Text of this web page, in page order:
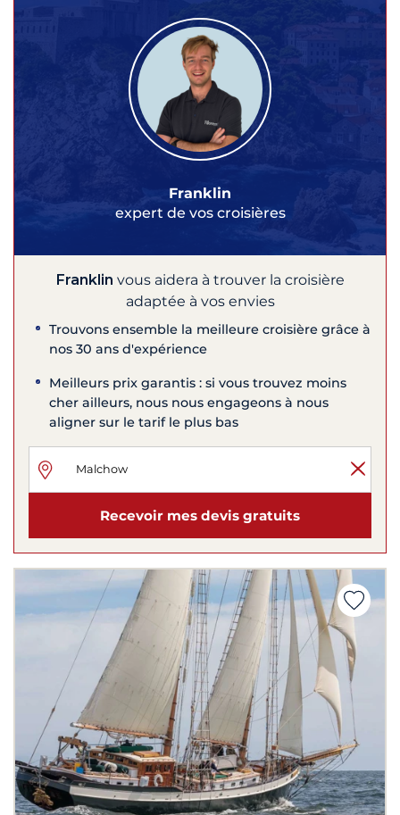
Franklin
expert de vos croisières
Franklin vous aidera à trouver la croisière
adaptée à vos envies
Trouvons ensemble la meilleure croisière grâce à
nos 30 ans d'expérience
Meilleurs prix garantis : si vous trouvez moins
cher ailleurs, nous nous engageons à nous
aligner sur le tarif le plus bas
Recevoir mes devis gratuits